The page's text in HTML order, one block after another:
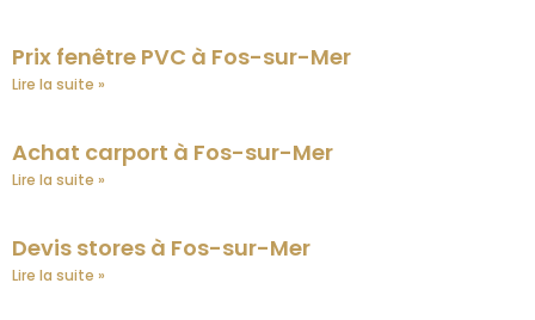
Prix fenêtre PVC à Fos-sur-Mer
Lire la suite »
Achat carport à Fos-sur-Mer
Lire la suite »
Devis stores à Fos-sur-Mer
Lire la suite »